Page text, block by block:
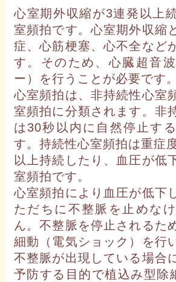
心室期外収縮が3連発以上
室頻拍です。心室期外収縮
症、心筋梗塞、心不全など
す。そのため、心臓超音
ー）を行うことが必要です。
心室頻拍は、非持続性心室
室頻拍に分類されます。非
は30秒以内に自然停止す
す。持続性心室頻拍は重症
以上持続したり、血圧が低
室頻拍です。
心室頻拍により血圧が低下
ただちに不整脈を止めな
ん。不整脈を停止されるた
細動（電気ショック）を行
不整脈が出現している場合
予防する目的で植込み型除